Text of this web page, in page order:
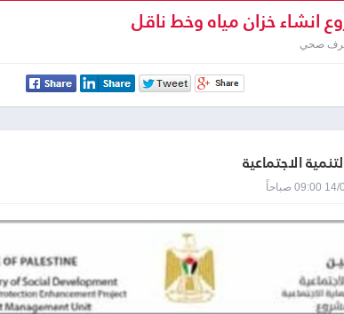
انشاء خزان مياه وخط ناقل
صحي
الاجتماعية
صباحاً